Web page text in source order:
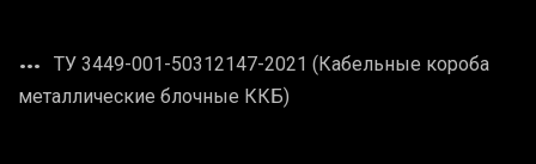
ТУ 3449-001-50312147-2021 (Кабельные короба
металлические блочные ККБ)